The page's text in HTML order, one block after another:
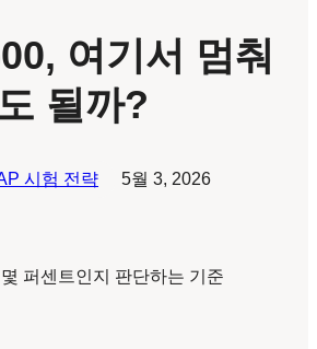
여기서 멈춰
될까?
시험 전략 5월 3, 2026